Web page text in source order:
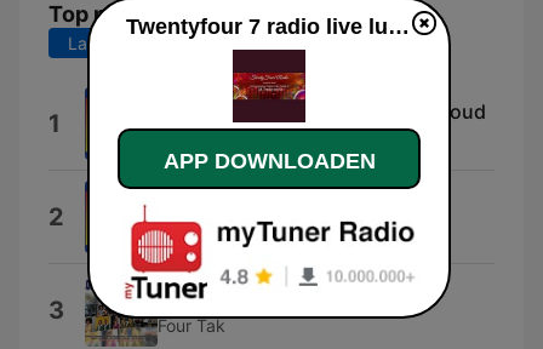
Top nummers
Laatste 7 dagen
1 Aan De Rand Van Het Groene Woud
2 De Triola's
3 Waarom Moet Ik Lijden
Four Tak
Twentyfour 7 radio live luisteren
APP DOWNLOADEN